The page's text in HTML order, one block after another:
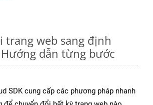
trang web sang định
Hướng dẫn từng bước
SDK cung cấp các phương pháp nhanh